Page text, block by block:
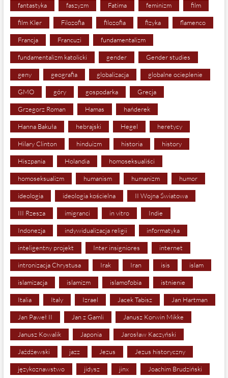
fantastyka faszyzm Fatima feminizm film
film Kler Filozofia filozofia fizyka flamenco
Francja Francuzi fundamentalizm
fundamentalizm katolicki gender Gender studies
geny geografia globalizacja globalne ocieplenie
GMO góry gospodarka Grecja
Grzegorz Roman Hamas hańderek
Hanna Bakuła hebrajski Hegel heretycy
Hilary Clinton hinduizm historia history
Hiszpania Holandia homoseksualiści
homoseksualizm humanism humanizm humor
ideologia ideologia kościelna II Wojna Światowa
III Rzesza imigranci in vitro Indie
Indonezja indywidualizacja religii informatyka
inteligentny projekt Inter insigniores internet
intronizacja Chrystusa Irak Iran isis islam
islamizacja islamizm islamofobia istnienie
Italia Italy Izrael Jacek Tabisz Jan Hartman
Jan Paweł II Jan z Gamli Janusz Korwin Mikke
Janusz Kowalik Japonia Jarosław Kaczyński
Jażdżewski jazz Jezus Jezus historyczny
językoznawstwo jidysz jinx Joachim Brudziński